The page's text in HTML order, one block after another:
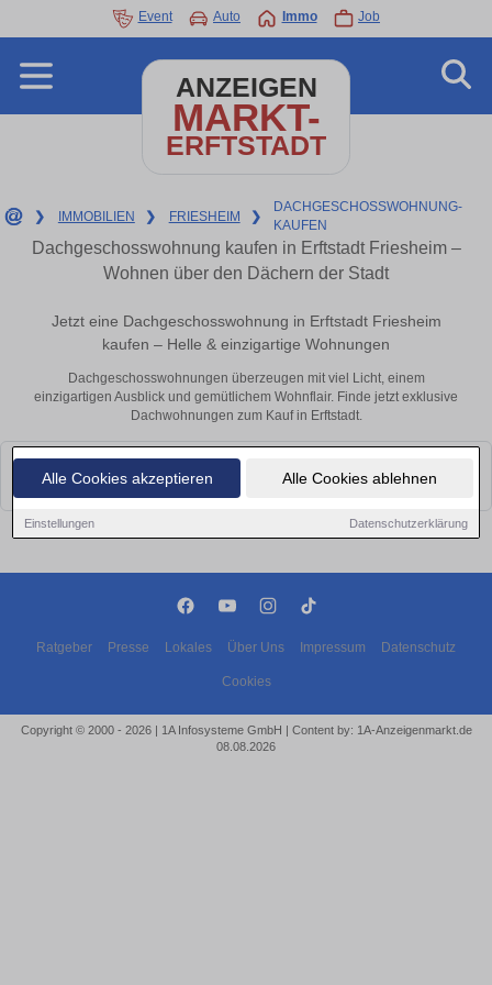
Alle Cookies akzeptieren Alle Cookies ablehnen
Einstellungen Datenschutzerklärung
Event Auto Immo Job
ANZEIGEN
MARKT-
ERFTSTADT
❯ IMMOBILIEN ❯ FRIESHEIM ❯
DACHGESCHOSSWOHNUNG-
KAUFEN
Dachgeschosswohnung kaufen in Erftstadt Friesheim –
Wohnen über den Dächern der Stadt
Jetzt eine Dachgeschosswohnung in Erftstadt Friesheim
kaufen – Helle & einzigartige Wohnungen
Dachgeschosswohnungen überzeugen mit viel Licht, einem
einzigartigen Ausblick und gemütlichem Wohnflair. Finde jetzt exklusive
Dachwohnungen zum Kauf in Erftstadt.
Leider konnten wir derzeit keine passenden Objekte finden. Schauen Sie
bald wieder vorbei!
Ratgeber Presse Lokales Über Uns Impressum Datenschutz
Cookies
Copyright © 2000 - 2026 | 1A Infosysteme GmbH | Content by: 1A-Anzeigenmarkt.de
08.08.2026